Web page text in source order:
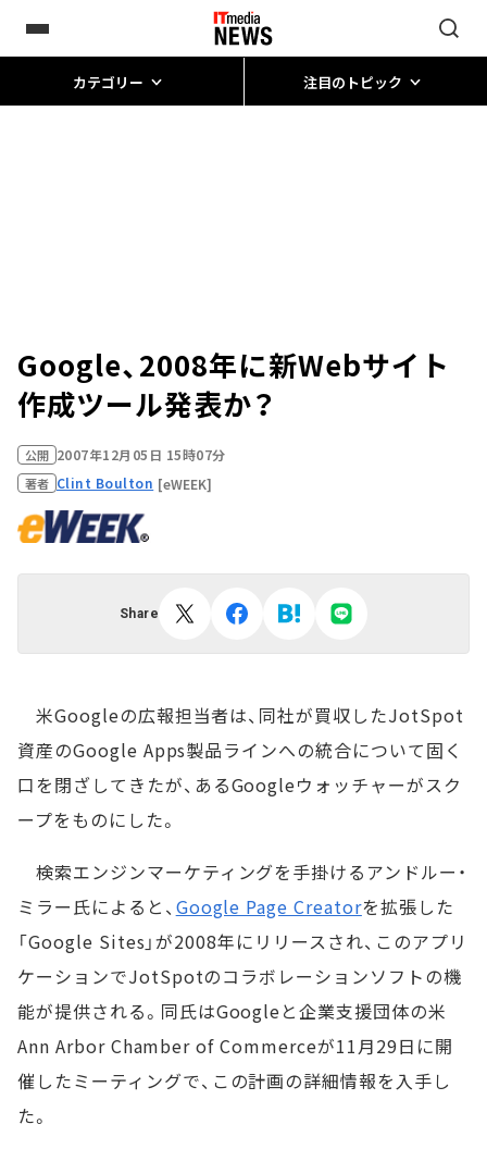
カテゴリー 注目のトピック
Google、2008年に新Webサイト
作成ツール発表か？
公開 2007年12月05日 15時07分
著者 Clint Boulton [eWEEK]
Share
米Googleの広報担当者は、同社が買収したJotSpot
資産のGoogle Apps製品ラインへの統合について固く
口を閉ざしてきたが、あるGoogleウォッチャーがスク
ープをものにした。
検索エンジンマーケティングを手掛けるアンドルー・
ミラー氏によると、 Google Page Creatorを拡張した
「Google Sites」が2008年にリリースされ、このアプリ
ケーションでJotSpotのコラボレーションソフトの機
能が提供される。同氏はGoogleと企業支援団体の米
Ann Arbor Chamber of Commerceが11月29日に開
催したミーティングで、この計画の詳細情報を入手し
た。